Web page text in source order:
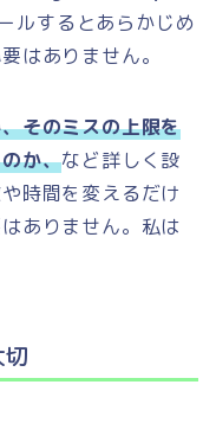
ルするとあらかじめ
はありません。
そのミスの上限を
か、など詳しく設
時間を変えるだけ
ありません。私は